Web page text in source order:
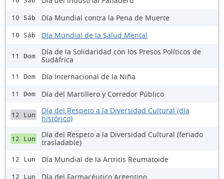
10 Sáb Día Mundial contra la Pena de Muerte
10 Sáb Día Mundial de la Salud Mental
11 Dom
Día de la Solidaridad con los Presos Políticos de
Sudáfrica
11 Dom Día Internacional de la Niña
11 Dom Día del Martillero y Corredor Público
12 Lun
Día del Respeto a la Diversidad Cultural (día
histórico)
12 Lun
Día del Respeto a la Diversidad Cultural (feriado
trasladable)
12 Lun Día Mundial de la Artritis Reumatoide
12 Lun Día del Farmacéutico Argentino